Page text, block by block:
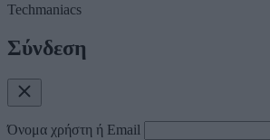
Techmaniacs
Σύνδεση
Όνομα χρήστη ή Email